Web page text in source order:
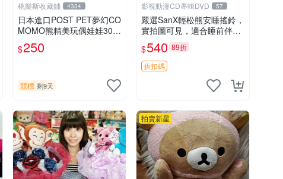
桃樂斯收藏鋪 4334
日本進口POST PET夢幻CO
MOMO熊精美玩偶娃娃30c
m
$250
競標 剩9天
影視動漫CD專輯DVD 57
嚴選SanX輕松熊安睡搖鈴，
實拍圖可見，適合睡前伴
侶， Picks安撫好物 0325
懸吊 電腦
$540 89折
折扣碼
拍賣新星